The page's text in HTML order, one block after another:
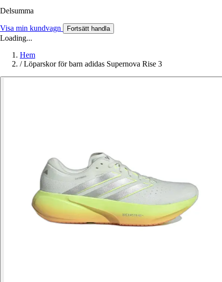
Delsumma
Visa min kundvagn Fortsätt handla
Loading...
Hem
/ Löparskor för barn adidas Supernova Rise 3